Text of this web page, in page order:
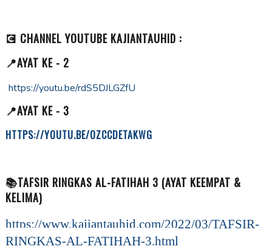
💽 CHANNEL YOUTUBE KAJIANTAUHID :
📍AYAT KE - 2
https://youtu.be/rdS5DJLGZfU
📍AYAT KE - 3
HTTPS://YOUTU.BE/OZCCDETAKWG
📚TAFSIR RINGKAS AL-FATIHAH 3 (AYAT KEEMPAT &
KELIMA)
https://www.kajiantauhid.com/2022/03/TAFSIR-
RINGKAS-AL-FATIHAH-3.html